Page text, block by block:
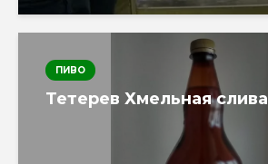
ПИВО
Тетерев Хмельная слива